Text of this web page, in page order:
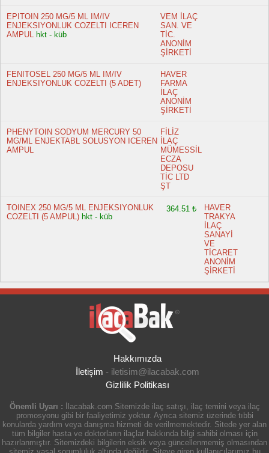
EPITOIN 250 MG/5 ML IM/IV
ENJEKSIYONLUK COZELTI ICEREN
AMPUL hkt - küb
VEM İLAÇ
SAN. VE
TİC.
ANONİM
ŞİRKETİ
FENITOSEL 250 MG/5 ML IM/IV
ENJEKSIYONLUK COZELTI (5 ADET)
HAVER
FARMA
İLAÇ
ANONİM
ŞİRKETİ
PHENYTOIN SODYUM MERCURY 50
MG/ML ENJEKTABL SOLUSYON ICEREN
AMPUL
FİLİZ
İLAÇ
MÜMESSİL
ECZA
DEPOSU
TİC LTD
ŞT
TOINEX 250 MG/5 ML ENJEKSIYONLUK
COZELTI (5 AMPUL) hkt - küb
364.51 ₺
HAVER
TRAKYA
İLAÇ
SANAYİ
VE
TİCARET
ANONİM
ŞİRKETİ
Hakkımızda
İletişim - iletisim@ilacabak.com
Gizlilik Politikası
Önemli Uyarı : İlacabak.com Sitemizde ilaç satışı, ilaç temini veya ilaç
promosyonu gibi bir faaliyetimiz yoktur. Ayrıca sitemiz üzerinde tıbbi
konularda yardım veya danışma hizmeti de verilmemektedir. Sitede yer alan
tüm bilgiler hasta ve doktorların ilaçlar hakkında bilgi sahibi olması için
hazırlanmıştır. Sitemizdeki bilgilerin eksik veya güncellenmemiş olmasından